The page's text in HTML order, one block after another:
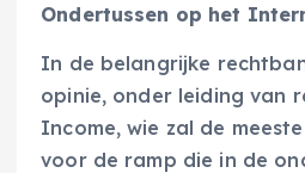
Ondertussen op het
In de belangrijke
opinie, onder leiding van
Income, wie zal de
voor de ramp die in de